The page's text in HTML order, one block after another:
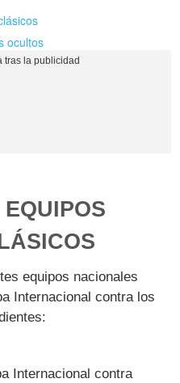
ocultos
equipos nacionales
Internacional contra los
Internacional contra